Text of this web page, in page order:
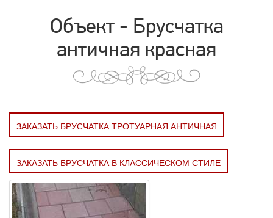
Объект - Брусчатка
античная красная
ЗАКАЗАТЬ БРУСЧАТКА ТРОТУАРНАЯ АНТИЧНАЯ
ЗАКАЗАТЬ БРУСЧАТКА В КЛАССИЧЕСКОМ СТИЛЕ